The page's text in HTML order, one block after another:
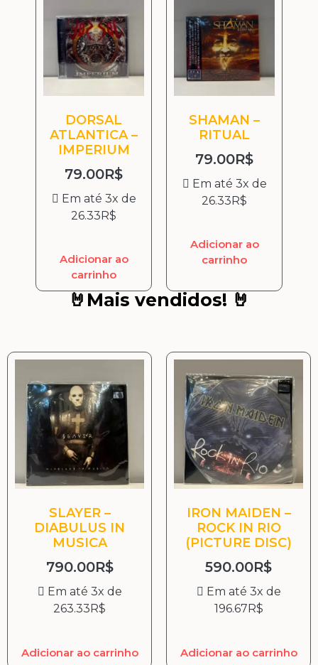
DORSAL
ATLANTICA –
IMPERIUM
79.00R$
Em até 3x de
26.33R$
Adicionar ao
carrinho
SHAMAN –
RITUAL
79.00R$
Em até 3x de
26.33R$
Adicionar ao
carrinho
🤘Mais vendidos! 🤘
SLAYER –
DIABULUS IN
MUSICA
790.00R$
Em até 3x de
263.33 R$
Adicionar ao carrinho
IRON MAIDEN –
ROCK IN RIO
(PICTURE DISC)
590.00R$
Em até 3x de
196.67 R$
Adicionar ao carrinho